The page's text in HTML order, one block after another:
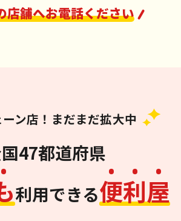
店舗へお電話ください
ン店！まだまだ拡大中
47都道府県
利用できる便利屋